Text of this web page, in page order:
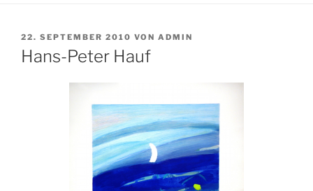
VERÖFFENTLICHT
AM
22. SEPTEMBER 2010 VON ADMIN
Hans-Peter Hauf